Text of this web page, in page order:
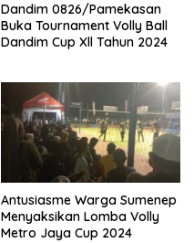
Dandim 0826/Pamekasan
Buka Tournament Volly Ball
Dandim Cup Xll Tahun 2024
Antusiasme Warga Sumenep
Menyaksikan Lomba Volly
Metro Jaya Cup 2024